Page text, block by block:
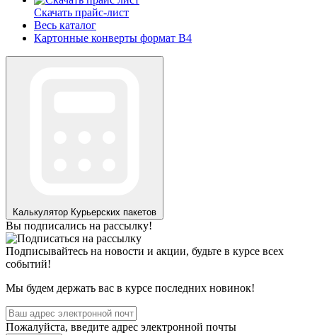
Скачать прайс-лист
Весь каталог
Картонные конверты формат B4
Калькулятор Курьерских пакетов
Вы подписались на рассылку!
Подписывайтесь на новости и акции, будьте в курсе всех
событий!
Мы будем держать вас в курсе последних новинок!
Пожалуйста, введите адрес электронной почты